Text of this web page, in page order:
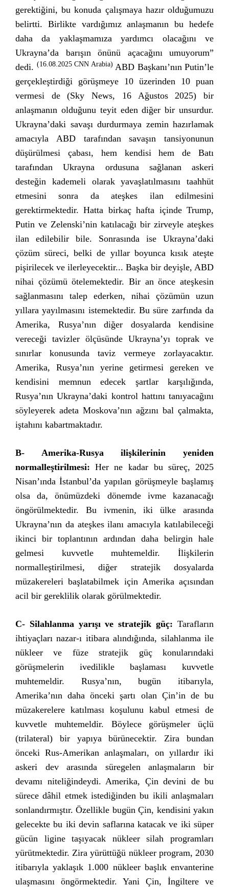
gerektiğini, bu konuda çalışmaya hazır olduğumuzu
belirtti. Birlikte vardığımız anlaşmanın bu hedefe
daha da yaklaşmamıza yardımcı olacağını ve
Ukrayna’da barışın önünü açacağını umuyorum”
dedi. (16.08.2025 CNN Arabia) ABD Başkanı’nın Putin’le
gerçekleştirdiği görüşmeye 10 üzerinden 10 puan
vermesi de (Sky News, 16 Ağustos 2025) bir
anlaşmanın olduğunu teyit eden diğer bir unsurdur.
Ukrayna’daki savaşı durdurmaya zemin hazırlamak
amacıyla ABD tarafından savaşın tansiyonunun
düşürülmesi çabası, hem kendisi hem de Batı
tarafından Ukrayna ordusuna sağlanan askeri
desteğin kademeli olarak yavaşlatılmasını taahhüt
etmesini sonra da ateşkes ilan edilmesini
gerektirmektedir. Hatta birkaç hafta içinde Trump,
Putin ve Zelenski’nin katılacağı bir zirveyle ateşkes
ilan edilebilir bile. Sonrasında ise Ukrayna’daki
çözüm süreci, belki de yıllar boyunca kısık ateşte
pişirilecek ve ilerleyecektir... Başka bir deyişle, ABD
nihai çözümü ötelemektedir. Bir an önce ateşkesin
sağlanmasını talep ederken, nihai çözümün uzun
yıllara yayılmasını istemektedir. Bu süre zarfında da
Amerika, Rusya’nın diğer dosyalarda kendisine
vereceği tavizler ölçüsünde Ukrayna’yı toprak ve
sınırlar konusunda taviz vermeye zorlayacaktır.
Amerika, Rusya’nın yerine getirmesi gereken ve
kendisini memnun edecek şartlar karşılığında,
Rusya’nın Ukrayna’daki kontrol hattını tanıyacağını
söyleyerek adeta Moskova’nın ağzını bal çalmakta,
iştahını kabartmaktadır.
B- Amerika-Rusya ilişkilerinin yeniden
normalleştirilmesi: Her ne kadar bu süreç, 2025
Nisan’ında İstanbul’da yapılan görüşmeyle başlamış
olsa da, önümüzdeki dönemde ivme kazanacağı
öngörülmektedir. Bu ivmenin, iki ülke arasında
Ukrayna’nın da ateşkes ilanı amacıyla katılabileceği
ikinci bir toplantının ardından daha belirgin hale
gelmesi kuvvetle muhtemeldir. İlişkilerin
normalleştirilmesi, diğer stratejik dosyalarda
müzakereleri başlatabilmek için Amerika açısından
acil bir gereklilik olarak görülmektedir.
C- Silahlanma yarışı ve stratejik güç: Tarafların
ihtiyaçları nazar-ı itibara alındığında, silahlanma ile
nükleer ve füze stratejik güç konularındaki
görüşmelerin ivedilikle başlaması kuvvetle
muhtemeldir. Rusya’nın, bugün itibarıyla,
Amerika’nın daha önceki şartı olan Çin’in de bu
müzakerelere katılması koşulunu kabul etmesi de
kuvvetle muhtemeldir. Böylece görüşmeler üçlü
(trilateral) bir yapıya bürünecektir. Zira bundan
önceki Rus-Amerikan anlaşmaları, on yıllardır iki
askeri dev arasında süregelen anlaşmaların bir
devamı niteliğindeydi. Amerika, Çin devini de bu
sürece dâhil etmek istediğinden bu ikili anlaşmaları
sonlandırmıştır. Özellikle bugün Çin, kendisini yakın
gelecekte bu iki devin saflarına katacak ve iki süper
gücün ligine taşıyacak nükleer silah programları
yürütmektedir. Zira yürüttüğü nükleer program, 2030
itibarıyla yaklaşık 1.000 nükleer başlık envanterine
ulaşmasını öngörmektedir. Yani Çin, İngiltere ve